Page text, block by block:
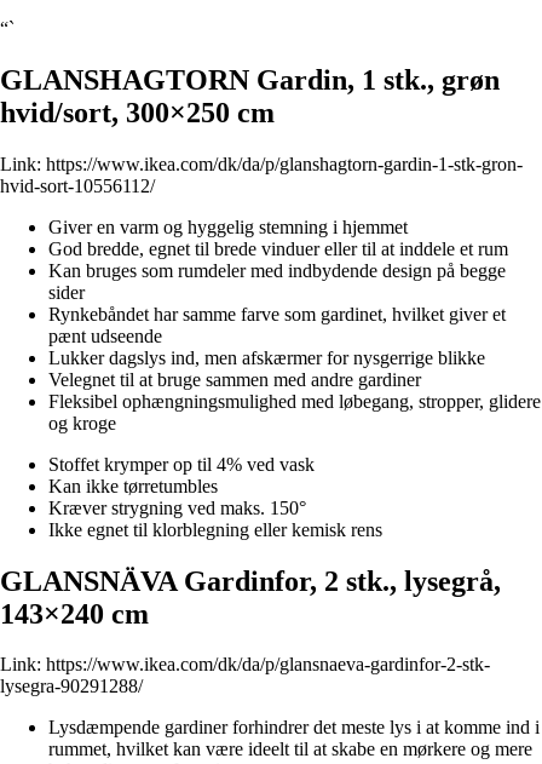
“`
GLANSHAGTORN Gardin, 1 stk., grøn
hvid/sort, 300×250 cm
Link: https://www.ikea.com/dk/da/p/glanshagtorn-gardin-1-stk-gron-
hvid-sort-10556112/
Giver en varm og hyggelig stemning i hjemmet
God bredde, egnet til brede vinduer eller til at inddele et rum
Kan bruges som rumdeler med indbydende design på begge
sider
Rynkebåndet har samme farve som gardinet, hvilket giver et
pænt udseende
Lukker dagslys ind, men afskærmer for nysgerrige blikke
Velegnet til at bruge sammen med andre gardiner
Fleksibel ophængningsmulighed med løbegang, stropper, glidere
og kroge
Stoffet krymper op til 4% ved vask
Kan ikke tørretumbles
Kræver strygning ved maks. 150°
Ikke egnet til klorblegning eller kemisk rens
GLANSNÄVA Gardinfor, 2 stk., lysegrå,
143×240 cm
Link: https://www.ikea.com/dk/da/p/glansnaeva-gardinfor-2-stk-
lysegra-90291288/
Lysdæmpende gardiner forhindrer det meste lys i at komme ind i
rummet, hvilket kan være ideelt til at skabe en mørkere og mere